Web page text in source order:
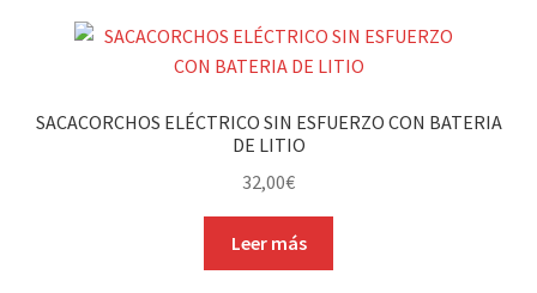
SACACORCHOS ELÉCTRICO SIN ESFUERZO CON BATERIA
DE LITIO
32,00€
Leer más